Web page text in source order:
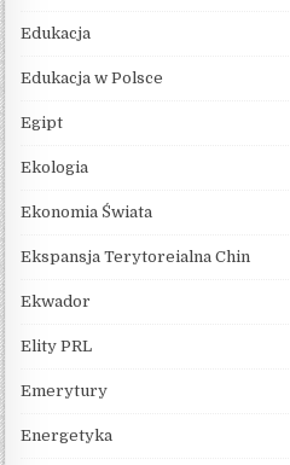
Edukacja
Edukacja w Polsce
Egipt
Ekologia
Ekonomia Świata
Ekspansja Terytoreialna Chin
Ekwador
Elity PRL
Emerytury
Energetyka